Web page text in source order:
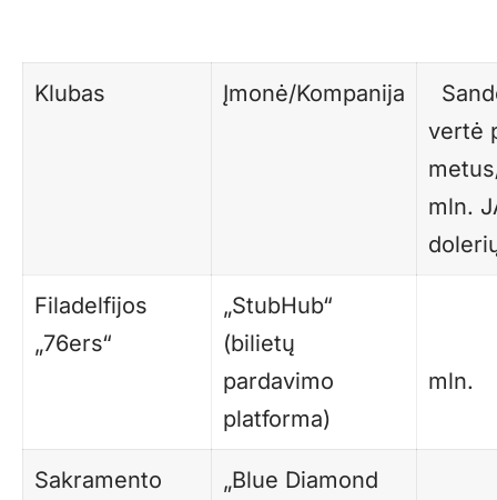
Klubas Įmonė/Kompanija
vertė
mln.
Filadelfijos
„76ers“
„StubHub“
(bilietų
pardavimo
platforma)
mln.
Sakramento
„Blue Diamond